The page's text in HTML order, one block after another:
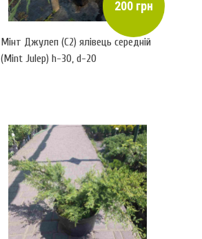
200 грн
Мінт Джулеп (С2) ялівець середній
(Mint Julep) h-30, d-20